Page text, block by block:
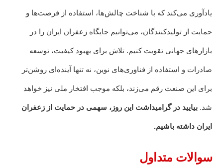
یادآوری می‌کند که با شناخت چالش‌ها، استفاده از فرصت‌ها و
حمایت از تولیدکنندگان، می‌توانیم جایگاه زعفران ایران را در
بازارهای جهانی تقویت کنیم. تلاش برای بهبود کیفیت، توسعه
صادرات و استفاده از فناوری‌های نوین، نه تنها آینده‌ای روشن‌تر
برای این صنعت رقم می‌زند، بلکه موجب افتخار ملی نیز خواهد
شد. بیایید در گرامیداشت این روز، سهمی در حمایت از زعفران
ایران داشته باشیم.
سوالات متداول